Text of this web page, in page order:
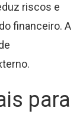
riscos e
financeiro. A
para